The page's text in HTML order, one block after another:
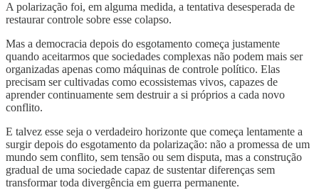
A polarização foi, em alguma medida, a tentativa desesperada de
restaurar controle sobre esse colapso.
Mas a democracia depois do esgotamento começa justamente
quando aceitarmos que sociedades complexas não podem mais ser
organizadas apenas como máquinas de controle político. Elas
precisam ser cultivadas como ecossistemas vivos, capazes de
aprender continuamente sem destruir a si próprios a cada novo
conflito.
E talvez esse seja o verdadeiro horizonte que começa lentamente a
surgir depois do esgotamento da polarização: não a promessa de um
mundo sem conflito, sem tensão ou sem disputa, mas a construção
gradual de uma sociedade capaz de sustentar diferenças sem
transformar toda divergência em guerra permanente.